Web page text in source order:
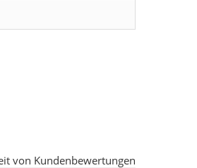
von Kundenbewertungen